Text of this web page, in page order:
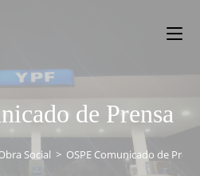
de Prensa
Social > OSPE Comunicado de